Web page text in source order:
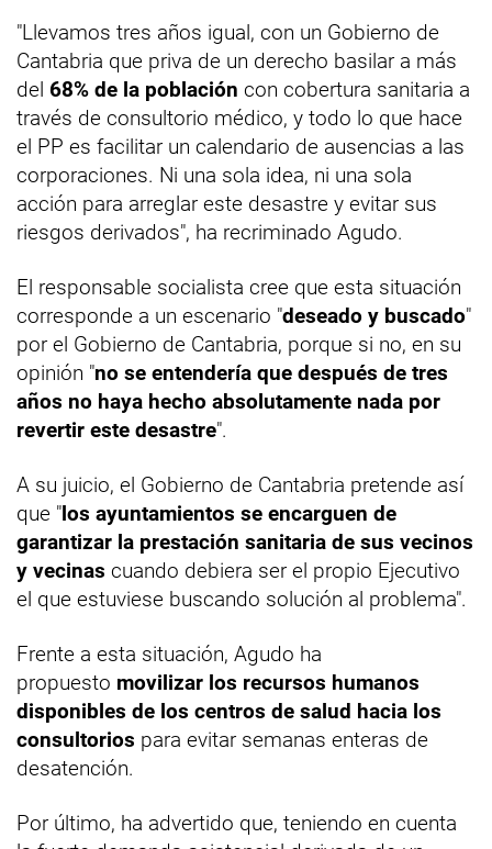
"Llevamos tres años igual, con un Gobierno de
Cantabria que priva de un derecho basilar a más
del 68% de la población con cobertura sanitaria a
través de consultorio médico, y todo lo que hace
el PP es facilitar un calendario de ausencias a las
corporaciones. Ni una sola idea, ni una sola
acción para arreglar este desastre y evitar sus
riesgos derivados", ha recriminado Agudo.
El responsable socialista cree que esta situación
corresponde a un escenario "deseado y buscado"
por el Gobierno de Cantabria, porque si no, en su
opinión "no se entendería que después de tres
años no haya hecho absolutamente nada por
revertir este desastre".
A su juicio, el Gobierno de Cantabria pretende así
que "los ayuntamientos se encarguen de
garantizar la prestación sanitaria de sus vecinos
y vecinas cuando debiera ser el propio Ejecutivo
el que estuviese buscando solución al problema".
Frente a esta situación, Agudo ha
propuesto movilizar los recursos humanos
disponibles de los centros de salud hacia los
consultorios para evitar semanas enteras de
desatención.
Por último, ha advertido que, teniendo en cuenta